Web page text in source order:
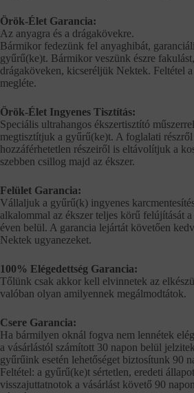
Örök-Élet Garancia:
Az anyagra és a drágakövekre.
Bármikor fedezünk fel anyaghibát,
gyűrű(ke)t. Bármikor veszünk észre
drágaköveken, kicseréljük Nektek. Feltétel
megléte.
Örök-Élet Ingyenes Tisztítás:
Speciális ultrahangos ékszertisztító
megtisztítjuk a gyűrű(ke)t. A foglalati részről
hozzáférhetetlen részeiről is eltávolítjuk a
szebben csillog majd az ékszer.
Felület Garancia:
Vállaljuk a gyűrű(k) ingyenes
alkalommal az ékszer teljes körű felújítását
éven belül. A garancia lejártát követően
Nektek ugyanezeket.
100% Elégedettség Garancia:
Tőlünk csak akkor kell elvinnetek az
valóban olyan amilyennek megálmodtátok.
Csere Garancia:
Ha bármilyen oknál fogva nem lennétek
a vásárlástól számított 30 napon belül
gyűrűink esetén lehetőséget biztosítunk 90
Feltétel: a gyűrű(ke)t sértetlen, eredeti
visszajuttatnotok a vásárlást követő 90